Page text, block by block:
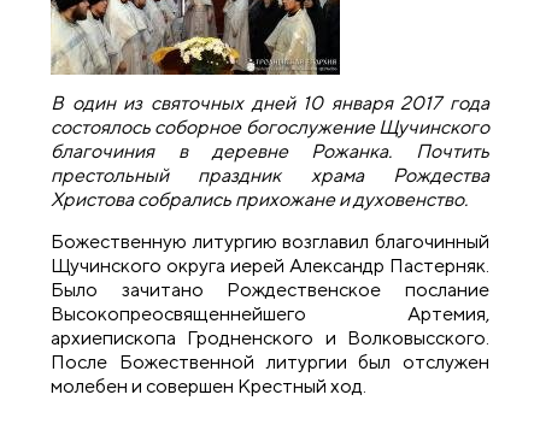
В один из святочных дней 10 января 2017 года
состоялось соборное богослужение Щучинского
благочиния в деревне Рожанка. Почтить
престольный праздник храма Рождества
Христова собрались прихожане и духовенство.
Божественную литургию возглавил благочинный
Щучинского округа иерей Александр Пастерняк.
Было зачитано Рождественское послание
Высокопреосвященнейшего Артемия,
архиепископа Гродненского и Волковысского.
После Божественной литургии был отслужен
молебен и совершен Крестный ход.